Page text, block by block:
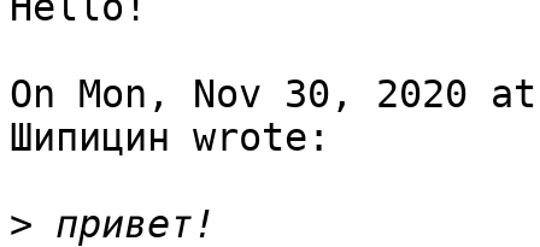
On Mon, Nov 30, 2020
Шипицин wrote:
>